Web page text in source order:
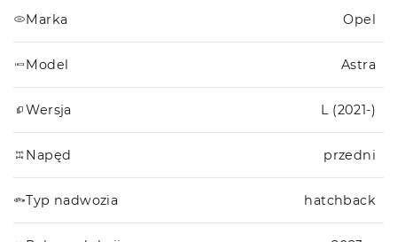
Marka Opel
Model Astra
Wersja L (2021-)
Napęd przedni
Typ nadwozia hatchback